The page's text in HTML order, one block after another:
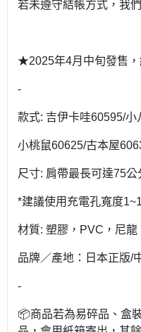
若未遵守結帳方式，我
★2025年4月中旬發售
-
款式: 吉伊卡哇60595/
小桃鼠60625/古本屋
尺寸: 肩帶最長可達75公
*建議使用充電孔寬度
材質: 塑膠，PVC，尼龍
品牌／產地：日本正版/
-
📦商品若為易碎品、盒